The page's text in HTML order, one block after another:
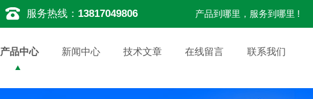
服务热线： 13817049806 产品到哪里，服务到哪里 !
产品中心 新闻中心 技术文章 在线留言 联系我们